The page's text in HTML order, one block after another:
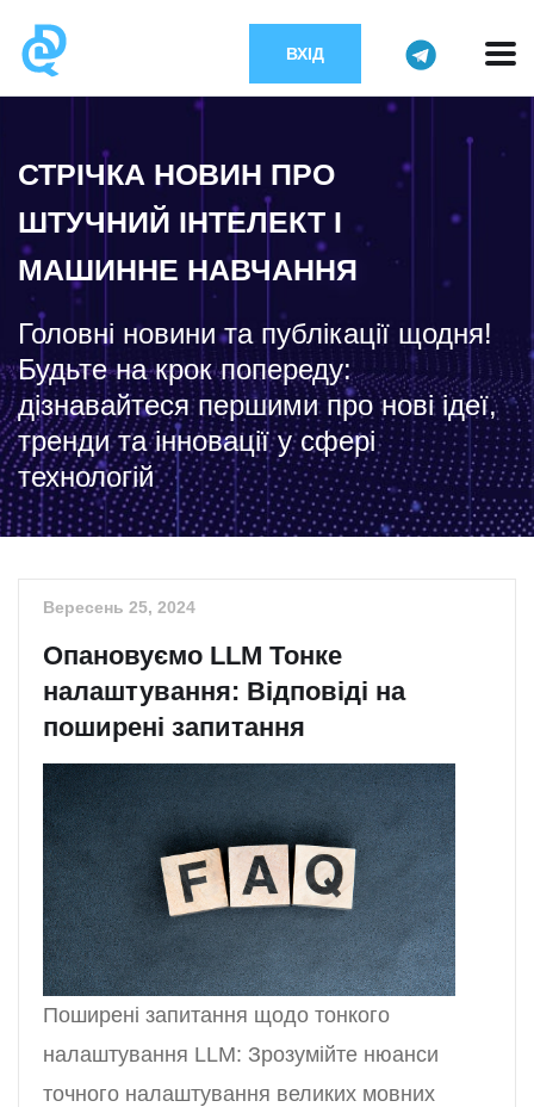
ВХІД
СТРІЧКА НОВИН ПРО
ШТУЧНИЙ ІНТЕЛЕКТ І
МАШИННЕ НАВЧАННЯ
Головні новини та публікації щодня!
Будьте на крок попереду:
дізнавайтеся першими про нові ідеї,
тренди та інновації у сфері
технологій
Вересень 25, 2024
Опановуємо LLM Тонке
налаштування: Відповіді на
поширені запитання
Поширені запитання щодо тонкого
налаштування LLM: Зрозумійте нюанси
точного налаштування великих мовних